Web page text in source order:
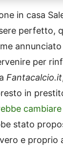
in casa
perfetto,
per
Fantacalcio.it
in
cambiare
stato
e proprio